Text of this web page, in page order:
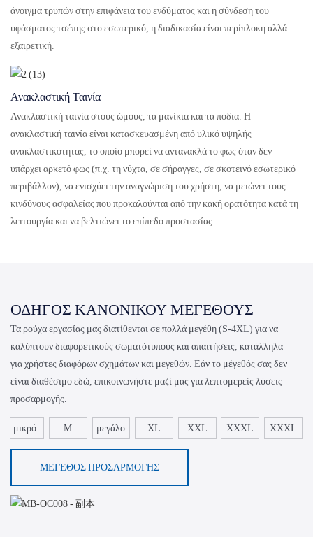
άνοιγμα τρυπών στην επιφάνεια του ενδύματος και η σύνδεση του
υφάσματος τσέπης στο εσωτερικό, η διαδικασία είναι περίπλοκη αλλά
εξαιρετική.
Ανακλαστική Ταινία
Ανακλαστική ταινία στους ώμους, τα μανίκια και τα πόδια. Η
ανακλαστική ταινία είναι κατασκευασμένη από υλικό υψηλής
ανακλαστικότητας, το οποίο μπορεί να αντανακλά το φως όταν δεν
υπάρχει αρκετό φως (π.χ. τη νύχτα, σε σήραγγες, σε σκοτεινό εσωτερικό
περιβάλλον), να ενισχύει την αναγνώριση του χρήστη, να μειώνει τους
κινδύνους ασφαλείας που προκαλούνται από την κακή ορατότητα κατά τη
λειτουργία και να βελτιώνει το επίπεδο προστασίας.
ΟΔΗΓΌΣ ΚΑΝΟΝΙΚΟΎ ΜΕΓΈΘΟΥΣ
Τα ρούχα εργασίας μας διατίθενται σε πολλά μεγέθη (S-4XL) για να
καλύπτουν διαφορετικούς σωματότυπους και απαιτήσεις, κατάλληλα
για χρήστες διαφόρων σχημάτων και μεγεθών. Εάν το μέγεθός σας δεν
είναι διαθέσιμο εδώ, επικοινωνήστε μαζί μας για λεπτομερείς λύσεις
προσαρμογής.
μικρό Μ μεγάλο XL XXL XXXL XXXL
ΜΈΓΕΘΟΣ ΠΡΟΣΑΡΜΟΓΉΣ